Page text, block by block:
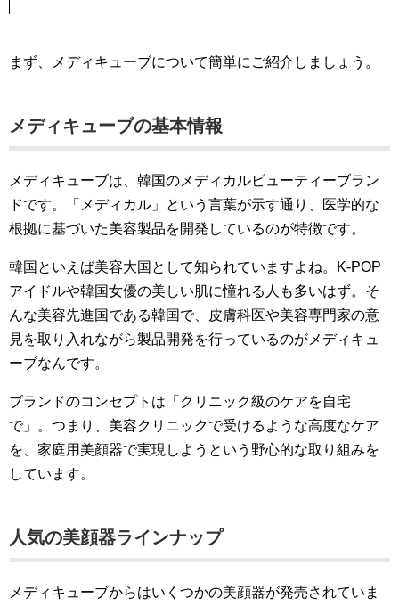
まず、メディキューブについて簡単にご紹介しましょう。
メディキューブの基本情報
メディキューブは、韓国のメディカルビューティーブラン
ドです。「メディカル」という言葉が示す通り、医学的な
根拠に基づいた美容製品を開発しているのが特徴です。
韓国といえば美容大国として知られていますよね。K-POP
アイドルや韓国女優の美しい肌に憧れる人も多いはず。そ
んな美容先進国である韓国で、皮膚科医や美容専門家の意
見を取り入れながら製品開発を行っているのがメディキュ
ーブなんです。
ブランドのコンセプトは「クリニック級のケアを自宅
で」。つまり、美容クリニックで受けるような高度なケア
を、家庭用美顔器で実現しようという野心的な取り組みを
しています。
人気の美顔器ラインナップ
メディキューブからはいくつかの美顔器が発売されていま